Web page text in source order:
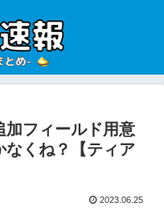
加フィールド用意
なくね？【ティア
2023.06.25